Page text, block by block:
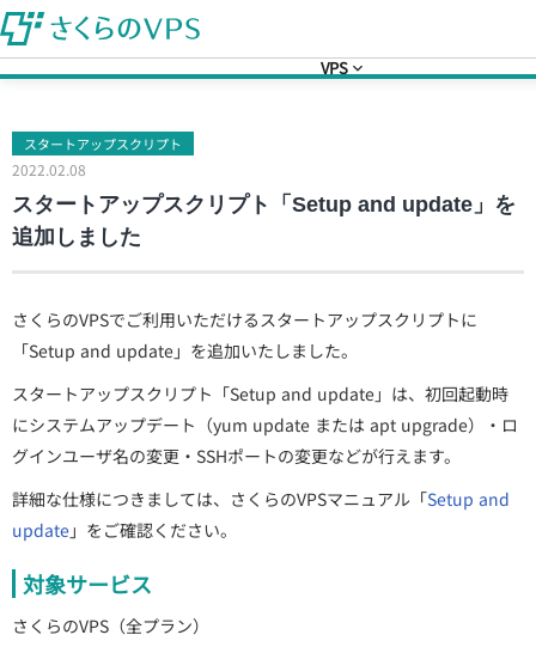
VPS
スタートアップスクリプト
2022.02.08
スタートアップスクリプト「Setup and update」を
追加しました
さくらのVPSでご利用いただけるスタートアップスクリプトに
「Setup and update」を追加いたしました。
スタートアップスクリプト「Setup and update」は、初回起動時
にシステムアップデート（yum update または apt upgrade）・ロ
グインユーザ名の変更・SSHポートの変更などが行えます。
詳細な仕様につきましては、さくらのVPSマニュアル「Setup and
update」をご確認ください。
対象サービス
さくらのVPS（全プラン）